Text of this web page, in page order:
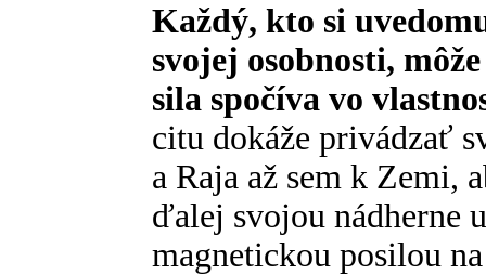
Každý, kto si
svojej osobnosti,
sila spočíva vo
citu dokáže privádzať
a Raja až sem k Zemi,
ďalej svojou nádherne
magnetickou posilou